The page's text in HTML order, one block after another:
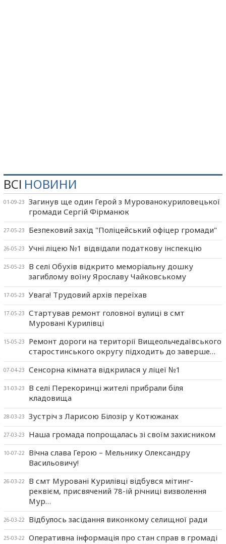
ВСІ НОВИНИ
01-09-23
Загинув ще один Герой з Мурованокуриловецької
громади Сергій Фірманюк
27-05-23 Безпековий захід "Поліцейський офіцер громади"
26-05-23 Учні ліцею №1 відвідали податкову інспекцію
25-05-23
В селі Обухів відкрито меморіальну дошку
загиблому воїну Ярославу Чайковському
17-05-23 Увага! Трудовий архів переїхав
17-05-23
Стартував ремонт головної вулиці в смт
Муровані Курилівці
15-05-23
Ремонт дороги на території Вищеольчедаївського
старостинського округу підходить до заверше…
07-04-23 Сенсорна кімната відкрилася у ліцеї №1
31-03-23
В селі Перекоринці жителі прибрали біля
кладовища
28-03-23 Зустріч з Ларисою Білозір у Котюжанах
27-03-23 Наша громада попрощалась зі своїм захисником
10-07-22
Вічна слава Герою – Мельнику Олександру
Васильовичу!
26-03-22
В смт Муровані Курилівці відбувся мітинг-
реквієм, присвячений 78-ій річниці визволення
Мур…
26-03-22 Відбулось засідання виконкому селищної ради
25-03-22 Оперативна інформація про стан справ в громаді